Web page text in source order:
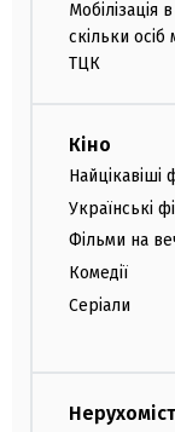
Мобілізація
скільки осіб
ТЦК
Кіно
Найцікавіші
Українські
Фільми на
Комедії
Серіали